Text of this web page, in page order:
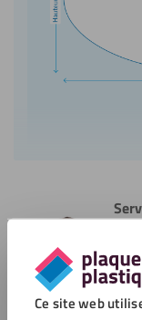
Ce site web